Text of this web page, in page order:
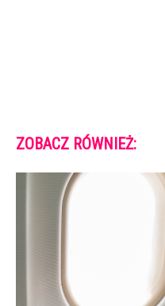
ZOBACZ RÓWNIEŻ: